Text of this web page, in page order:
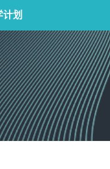
计划